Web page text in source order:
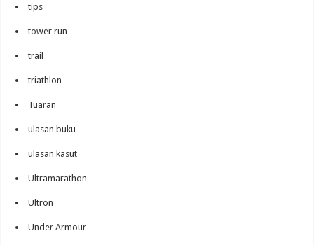
tips
tower run
trail
triathlon
Tuaran
ulasan buku
ulasan kasut
Ultramarathon
Ultron
Under Armour